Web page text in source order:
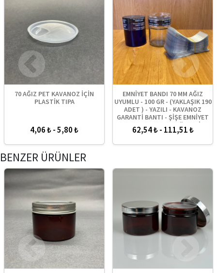
70 AĞIZ PET KAVANOZ İÇİN
PLASTİK TIPA
4,06 ₺ - 5,80 ₺
EMNİYET BANDI 70 MM AĞIZ
UYUMLU - 100 GR - (YAKLAŞIK 190
ADET ) - YAZILI - KAVANOZ
GARANTİ BANTI - ŞİŞE EMNİYET
BANDI - KAVANOZ GÜVENLİK
BANDI
62,54 ₺ - 111,51 ₺
BENZER ÜRÜNLER